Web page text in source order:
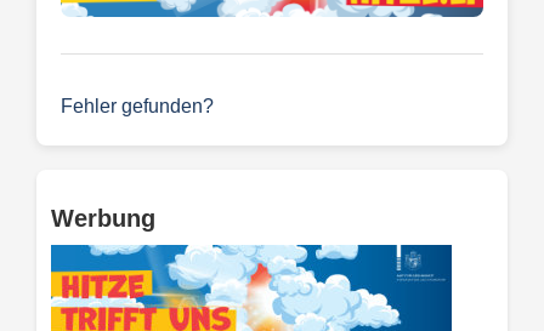
Fehler gefunden?
Werbung